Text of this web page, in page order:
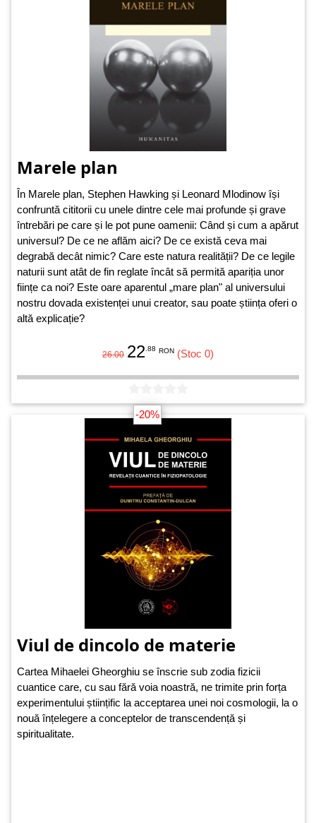
Marele plan
În Marele plan, Stephen Hawking și Leonard Mlodinow își
confruntă cititorii cu unele dintre cele mai profunde și grave
întrebări pe care și le pot pune oamenii: Când și cum a apărut
universul? De ce ne aflăm aici? De ce există ceva mai
degrabă decât nimic? Care este natura realității? De ce legile
naturii sunt atât de fin reglate încât să permită apariția unor
ființe ca noi? Este oare aparentul „mare plan" al universului
nostru dovada existenței unui creator, sau poate știința oferi o
altă explicație?
26.00 22 .88 RON (Stoc 0)
-20%
Viul de dincolo de materie
Cartea Mihaelei Gheorghiu se înscrie sub zodia fizicii
cuantice care, cu sau fără voia noastră, ne trimite prin forța
experimentului științific la acceptarea unei noi cosmologii, la o
nouă înțelegere a conceptelor de transcendență și
spiritualitate.